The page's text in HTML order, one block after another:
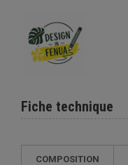
Fiche technique
COMPOSITION